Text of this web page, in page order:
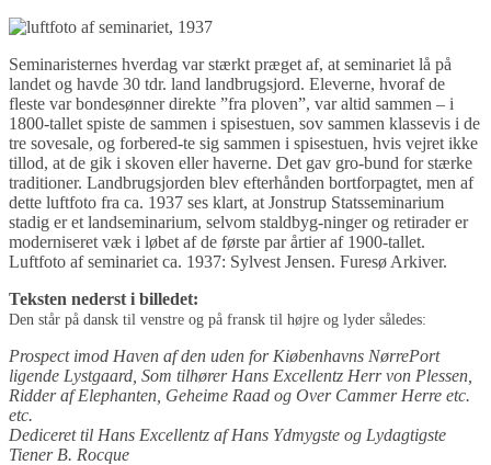
Seminaristernes hverdag var stærkt præget af, at seminariet lå på
landet og havde 30 tdr. land landbrugsjord. Eleverne, hvoraf de
fleste var bondesønner direkte ”fra ploven”, var altid sammen – i
1800-tallet spiste de sammen i spisestuen, sov sammen klassevis i de
tre sovesale, og forbered-te sig sammen i spisestuen, hvis vejret ikke
tillod, at de gik i skoven eller haverne. Det gav gro-bund for stærke
traditioner. Landbrugsjorden blev efterhånden bortforpagtet, men af
dette luftfoto fra ca. 1937 ses klart, at Jonstrup Statsseminarium
stadig er et landseminarium, selvom staldbyg-ninger og retirader er
moderniseret væk i løbet af de første par årtier af 1900-tallet.
Luftfoto af seminariet ca. 1937: Sylvest Jensen. Furesø Arkiver.
Teksten nederst i billedet:
Den står på dansk til venstre og på fransk til højre og lyder således:
Prospect imod Haven af den uden for Kiøbenhavns NørrePort
ligende Lystgaard, Som tilhører Hans Excellentz Herr von Plessen,
Ridder af Elephanten, Geheime Raad og Over Cammer Herre etc.
etc.
Dediceret til Hans Excellentz af Hans Ydmygste og Lydagtigste
Tiener B. Rocque